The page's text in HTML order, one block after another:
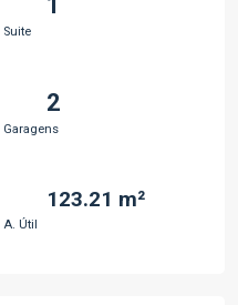
Suite
2
Garagens
123.21 m²
A. Útil